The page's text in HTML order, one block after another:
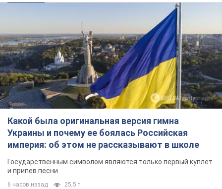
Какой была оригинальная версия гимна
Украины и почему ее боялась Российская
империя: об этом не рассказывают в школе
Государственным символом являются только первый куплет
и припев песни
6 часов назад 25,5 т.